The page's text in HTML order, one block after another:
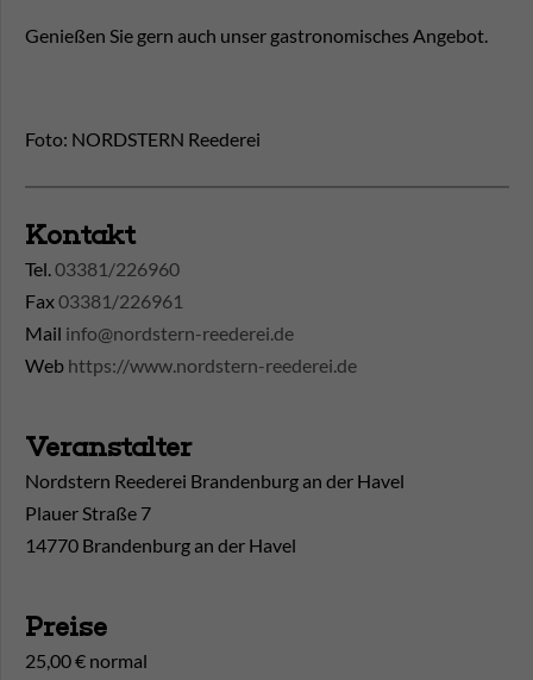
Genießen Sie gern auch unser gastronomisches Angebot.
Foto: NORDSTERN Reederei
Kontakt
Tel.03381/226960
Fax03381/226961
Mail info@nordstern-reederei.de
Web https://www.nordstern-reederei.de
Veranstalter
Nordstern Reederei Brandenburg an der Havel
Plauer Straße 7
14770 Brandenburg an der Havel
Preise
25,00 € normal